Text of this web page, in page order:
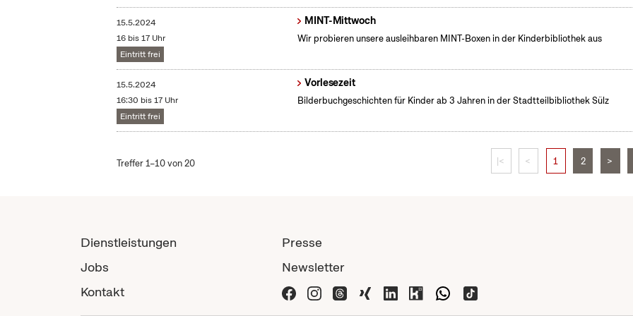
15.5.2024
16 bis 17 Uhr
Eintritt frei
MINT-Mittwoch
Wir probieren unsere ausleihbaren MINT-Boxen in der Kinderbibliothek aus
15.5.2024
16:30 bis 17 Uhr
Eintritt frei
Vorlesezeit
Bilderbuchgeschichten für Kinder ab 3 Jahren in der Stadtteilbibliothek Sülz
Treffer 1–10 von 20 |< < 1 2 >
Dienstleistungen
Jobs
Kontakt
Presse
Newsletter